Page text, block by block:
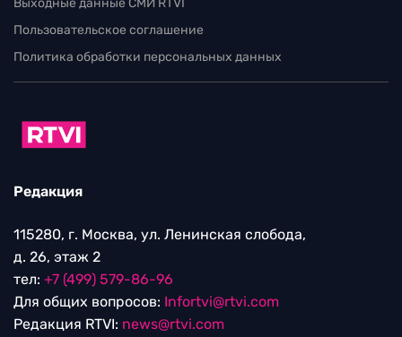
Пользовательское соглашение
Политика обработки персональных данных
Редакция
115280, г. Москва, ул. Ленинская слобода,
д. 26, этаж 2
тел: +7 (499) 579-86-96
Для общих вопросов: Infortvi@rtvi.com
Редакция RTVI: news@rtvi.com